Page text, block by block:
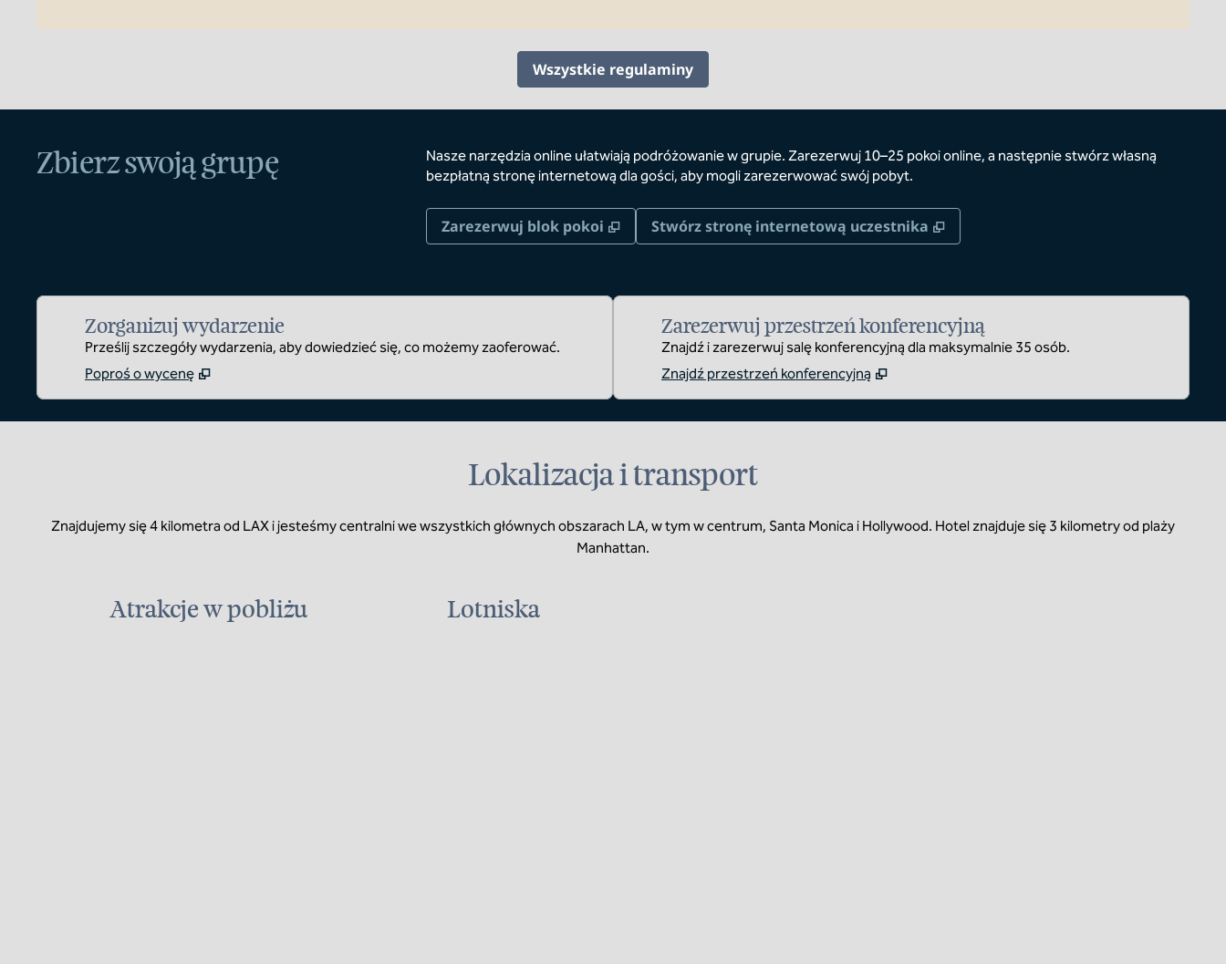
Wszystkie regulaminy
Zbierz swoją grupę
Nasze narzędzia online ułatwiają podróżowanie w grupie. Zarezerwuj 10–25 pokoi online, a następnie stwórz własną
bezpłatną stronę internetową dla gości, aby mogli zarezerwować swój pobyt.
Zarezerwuj blok pokoi , Otwiera treści w nowej karcie
Stwórz stronę internetową uczestnika ,
Zorganizuj wydarzenie
Prześlij szczegóły wydarzenia, aby dowiedzieć się, co możemy zaoferować.
Poproś o wycenę
Zarezerwuj przestrzeń konferencyjną
Znajdź i zarezerwuj salę konferencyjną dla maksymalnie 35 osób.
Znajdź przestrzeń konferencyjną
Lokalizacja i transport
Znajdujemy się 4 kilometra od LAX i jesteśmy centralni we wszystkich głównych obszarach LA, w tym w centrum, Santa Monica i Hollywood. Hotel znajduje się 3 kilometry od plaży
Manhattan.
Atrakcje w pobliżu Lotniska